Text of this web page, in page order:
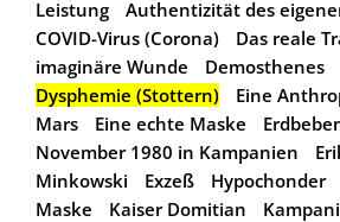
Leistung
Authentizität des
COVID-Virus (Corona)
Das reale
imaginäre Wunde
Demosthenes
Dysphemie (Stottern)
Eine
Mars
Eine echte Maske
November 1980 in Kampanien
Minkowski
Exzeß Hypochonder
Maske
Kaiser Domitian